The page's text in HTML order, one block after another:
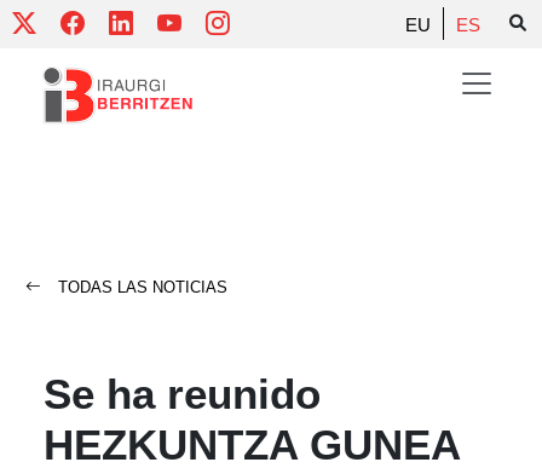
Skip
content
EU ES
TODAS LAS NOTICIAS
Se ha reunido
HEZKUNTZA GUNEA